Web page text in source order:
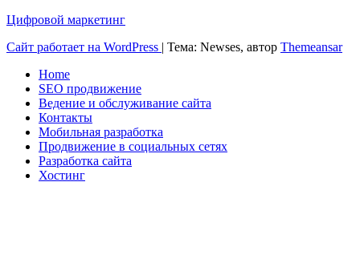
Цифровой маркетинг
Сайт работает на WordPress | Тема: Newses, автор Themeansar
Home
SEO продвижение
Ведение и обслуживание сайта
Контакты
Мобильная разработка
Продвижение в социальных сетях
Разработка сайта
Хостинг